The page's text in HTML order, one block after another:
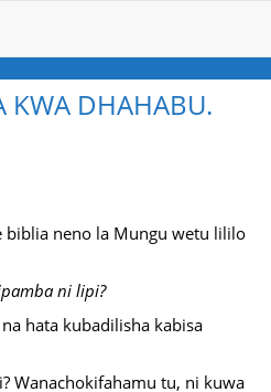
KWA DHAHABU.
biblia neno la Mungu wetu lililo
ni lipi?
hata kubadilisha kabisa
Wanachokifahamu tu, ni kuwa